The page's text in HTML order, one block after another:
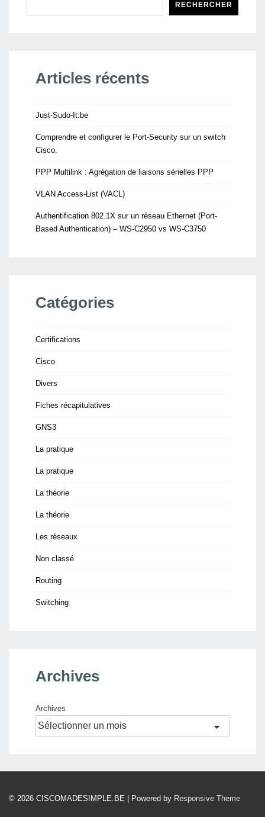
RECHERCHER
Articles récents
Just-Sudo-It.be
Comprendre et configurer le Port-Security sur un switch
Cisco.
PPP Multilink : Agrégation de liaisons sérielles PPP
VLAN Access-List (VACL)
Authentification 802.1X sur un réseau Ethernet (Port-
Based Authentication) – WS-C2950 vs WS-C3750
Catégories
Certifications
Cisco
Divers
Fiches récapitulatives
GNS3
La pratique
La pratique
La théorie
La théorie
Les réseaux
Non classé
Routing
Switching
Archives
Archives
© 2026 CISCOMADESIMPLE.BE | Powered by Responsive Theme